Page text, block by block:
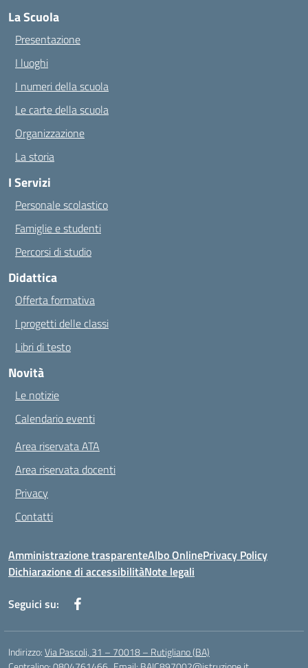
La Scuola
Presentazione
I luoghi
I numeri della scuola
Le carte della scuola
Organizzazione
La storia
I Servizi
Personale scolastico
Famiglie e studenti
Percorsi di studio
Didattica
Offerta formativa
I progetti delle classi
Libri di testo
Novità
Le notizie
Calendario eventi
Area riservata ATA
Area riservata docenti
Privacy
Contatti
Amministrazione trasparenteAlbo OnlinePrivacy Policy
Dichiarazione di accessibilitàNote legali
Seguici su:
Indirizzo:Via Pascoli, 31 – 70018 – Rutigliano (BA)